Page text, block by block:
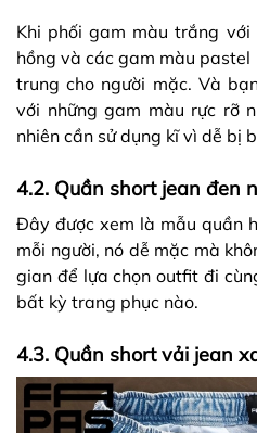
Khi phối gam màu trắng với
hồng và các gam màu
trung cho người mặc. Và
với những gam màu rực rỡ
nhiên cần sử dụng kĩ vì dễ bị
4.2. Quần short jean đen
Đây được xem là mẫu quần
mỗi người, nó dễ mặc mà
gian để lựa chọn outfit đi
bất kỳ trang phục nào.
4.3. Quần short vải jean